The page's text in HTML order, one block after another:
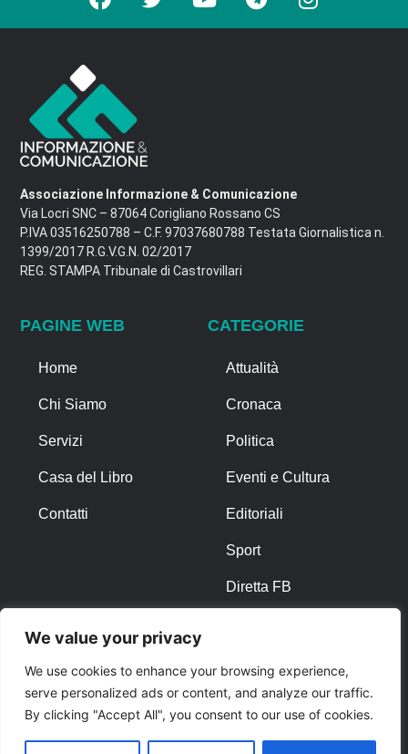
We value your privacy
We use cookies to enhance your browsing experience,
serve personalized ads or content, and analyze our traffic.
By clicking "Accept All", you consent to our use of cookies.
Associazione Informazione & Comunicazione
Via Locri SNC – 87064 Corigliano Rossano CS
P.IVA 03516250788 – C.F. 97037680788 Testata Giornalistica n.
1399/2017 R.G.V.G.N. 02/2017
REG. STAMPA Tribunale di Castrovillari
PAGINE WEB
Home
Chi Siamo
Servizi
Casa del Libro
Contatti
CATEGORIE
Attualità
Cronaca
Politica
Eventi e Cultura
Editoriali
Sport
Diretta FB
ALTRO
Note Legali
Privacy Policy